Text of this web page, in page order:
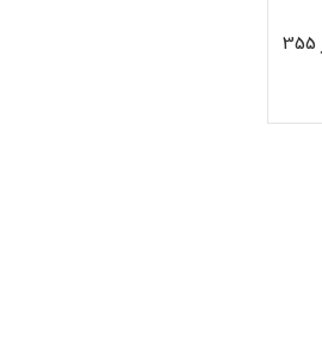
اینورتر هایتک سه فاز به سه فاز 355